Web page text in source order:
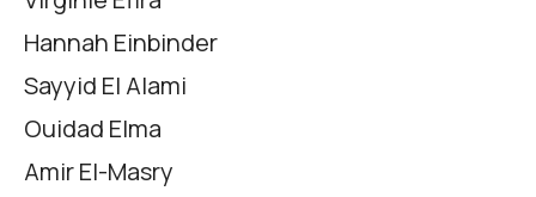
Hannah Einbinder
Sayyid El Alami
Ouidad Elma
Amir El-Masry